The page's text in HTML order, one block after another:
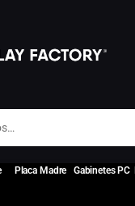
Placa Madre Gabinetes PC